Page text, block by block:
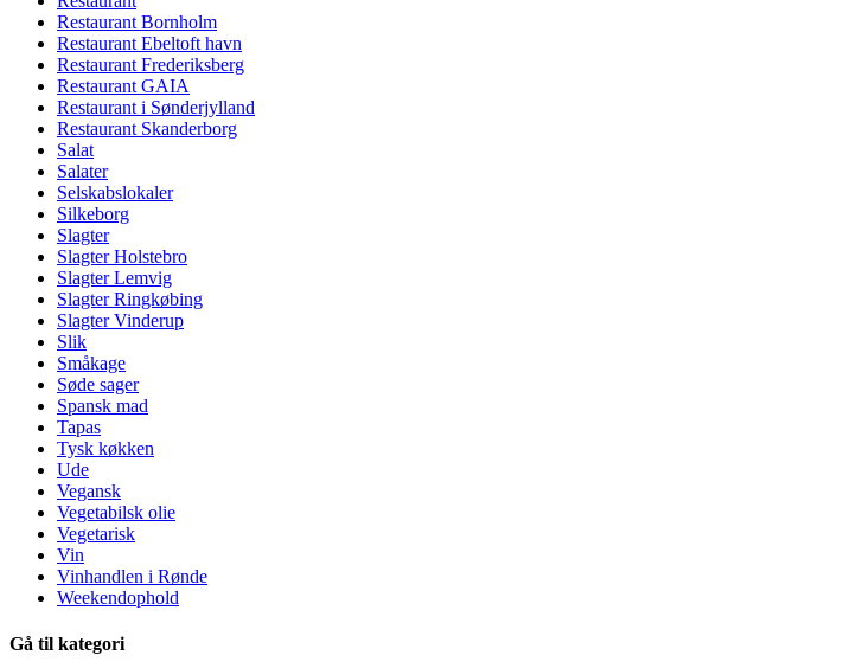
Restaurant Bornholm
Restaurant Ebeltoft havn
Restaurant Frederiksberg
Restaurant GAIA
Restaurant i Sønderjylland
Restaurant Skanderborg
Salat
Salater
Selskabslokaler
Silkeborg
Slagter
Slagter Holstebro
Slagter Lemvig
Slagter Ringkøbing
Slagter Vinderup
Slik
Småkage
Søde sager
Spansk mad
Tapas
Tysk køkken
Ude
Vegansk
Vegetabilsk olie
Vegetarisk
Vin
Vinhandlen i Rønde
Weekendophold
Gå til kategori